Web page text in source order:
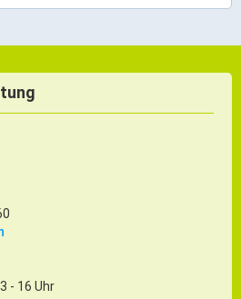
& aktive Innenstadt
Kampagne
& Stadtmarketing
- 16 Uhr